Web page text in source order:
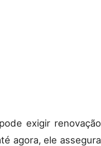
exigir renovação
agora, ele assegura